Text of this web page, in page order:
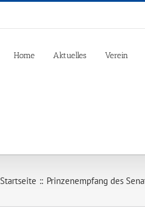
Home Aktuelles Verein
Startseite Prinzenempfang des